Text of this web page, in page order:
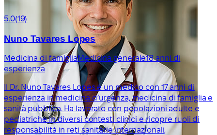
5.0(19)
Nuno Tavares Lopes
Medicina di famigliaMedicina generale18 anni di
esperienza
Il Dr. Nuno Tavares Lopes è un medico con 17 anni di
esperienza in medicina d’urgenza, medicina di famiglia e
sanità pubblica. Ha lavorato con popolazioni adulte e
pediatriche in diversi contesti clinici e ricopre ruoli di
responsabilità in reti sanitarie internazionali,